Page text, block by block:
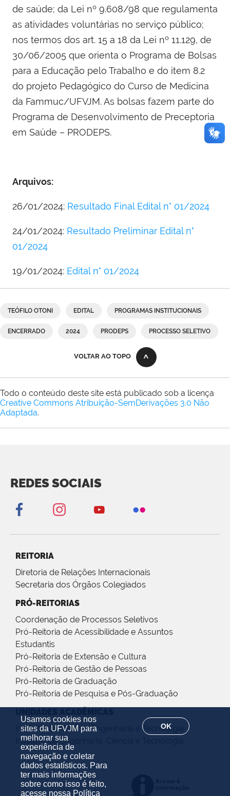
Usamos cookies nos
sites da UFVJM para
melhorar sua
experiência de
navegação e coletar
dados estatísticos. Para
ter mais informações
sobre como isso é feito,
acesse nossa Política
OK
de saúde; da Lei nº 9.608/98 que regulamenta
as atividades voluntárias no serviço público;
nos termos dos art. 15 a 18 da Lei nº 11.129, de
30/06/2005 que orienta o Programa de Bolsas
para a Educação pelo Trabalho e do item 8.2
do projeto Pedagógico do Curso de Medicina
da Fammuc/UFVJM. As bolsas fazem parte do
Programa de Desenvolvimento de Preceptoria
em Saúde – PRODEPS.
Arquivos:
26/01/2024: Resultado Final Edital n° 01/2024
24/01/2024: Resultado Preliminar Edital n°
01/2024
19/01/2024: Edital n° 01/2024
TEÓFILO OTONI EDITAL PROGRAMAS INSTITUCIONAIS
ENCERRADO 2024 PRODEPS PROCESSO SELETIVO
VOLTAR AO TOPO
Todo o conteúdo deste site está publicado sob a licença
Creative Commons Atribuição-SemDerivações 3.0 Não
Adaptada.
REDES SOCIAIS
REITORIA
Diretoria de Relações Internacionais
Secretaria dos Órgãos Colegiados
PRÓ-REITORIAS
Coordenação de Processos Seletivos
Pró-Reitoria de Acessibilidade e Assuntos
Estudantis
Pró-Reitoria de Extensão e Cultura
Pró-Reitoria de Gestão de Pessoas
Pró-Reitoria de Graduação
Pró-Reitoria de Pesquisa e Pós-Graduação
Instituto de Ciência, Engenharia e Tecnologia
Instituto de Engenharia, Ciência e Tecnologia